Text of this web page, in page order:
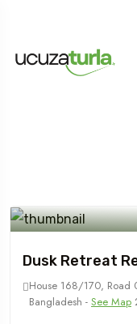
Dusk Retreat
House 168/170, Road
Bangladesh - See Map